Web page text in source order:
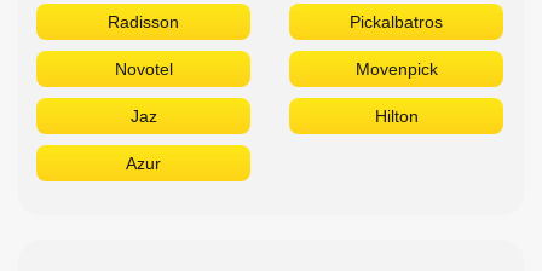
Radisson Pickalbatros
Novotel Movenpick
Jaz Hilton
Azur